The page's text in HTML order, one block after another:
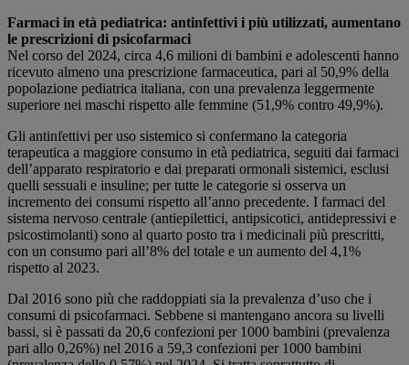
Farmaci in età pediatrica: antinfettivi i più utilizzati, aumentano
le prescrizioni di psicofarmaci
Nel corso del 2024, circa 4,6 milioni di bambini e adolescenti hanno
ricevuto almeno una prescrizione farmaceutica, pari al 50,9% della
popolazione pediatrica italiana, con una prevalenza leggermente
superiore nei maschi rispetto alle femmine (51,9% contro 49,9%).
Gli antinfettivi per uso sistemico si confermano la categoria
terapeutica a maggiore consumo in età pediatrica, seguiti dai farmaci
dell’apparato respiratorio e dai preparati ormonali sistemici, esclusi
quelli sessuali e insuline; per tutte le categorie si osserva un
incremento dei consumi rispetto all’anno precedente. I farmaci del
sistema nervoso centrale (antiepilettici, antipsicotici, antidepressivi e
psicostimolanti) sono al quarto posto tra i medicinali più prescritti,
con un consumo pari all’8% del totale e un aumento del 4,1%
rispetto al 2023.
Dal 2016 sono più che raddoppiati sia la prevalenza d’uso che i
consumi di psicofarmaci. Sebbene si mantengano ancora su livelli
bassi, si è passati da 20,6 confezioni per 1000 bambini (prevalenza
pari allo 0,26%) nel 2016 a 59,3 confezioni per 1000 bambini